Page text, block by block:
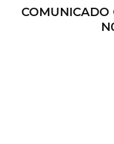
COMUNICADO